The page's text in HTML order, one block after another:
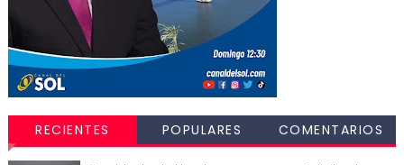
RECIENTES POPULARES COMENTARIOS